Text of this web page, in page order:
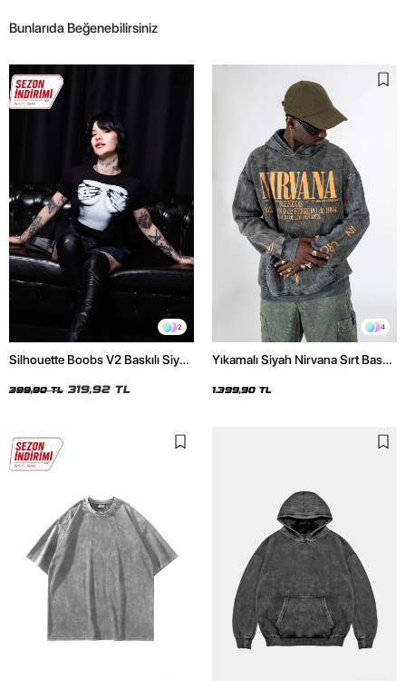
Bunlarıda Beğenebilirsiniz
2
Silhouette Boobs V2 Baskılı Siyah
399,90 TL 319,92 TL
4
Yıkamalı Siyah Nirvana Sırt Baskılı
1.399,90 TL